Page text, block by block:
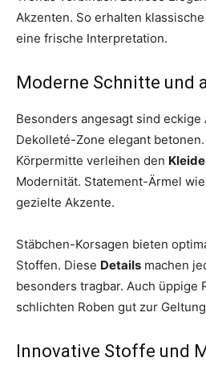
Akzenten. So erhalten klassische
eine frische Interpretation.
Moderne Schnitte und
Besonders angesagt sind
Dekolleté-Zone elegant betonen.
Körpermitte verleihen den
Modernität. Statement-Ärmel
gezielte Akzente.
Stäbchen-Korsagen bieten
Stoffen. Diese Details machen
besonders tragbar. Auch üppige
schlichten Roben gut zur
Innovative Stoffe und